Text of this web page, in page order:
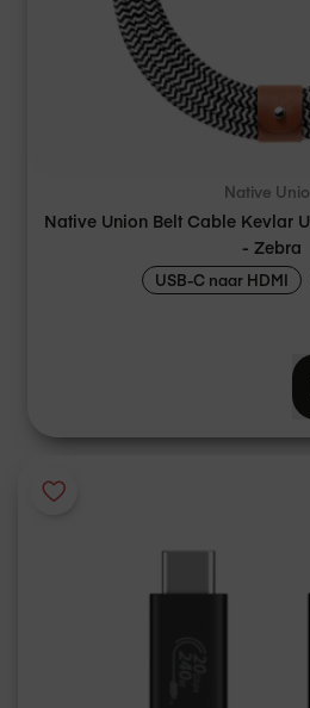
Native
Native Union Belt Cable Kevlar
- Zebra
USB-C naar HDMI